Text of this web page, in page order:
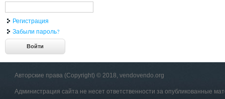
Регистрация
Забыли пароль?
Авторские права (Copyright) © 2018, vendovendo.org
Администрация сайта не несет ответственности за опубликованные